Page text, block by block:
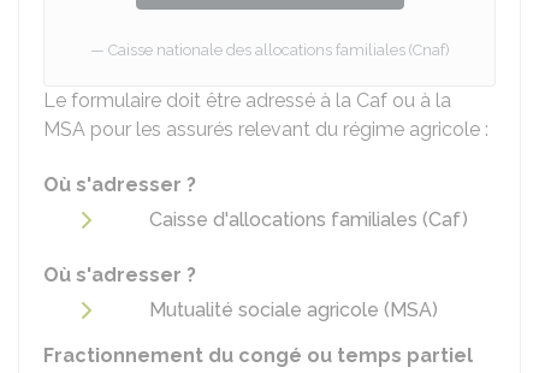
Caisse nationale des allocations familiales (Cnaf)
Le formulaire doit être adressé à la Caf ou à la
MSA pour les assurés relevant du régime agricole :
Où s'adresser ?
Caisse d'allocations familiales (Caf)
Où s'adresser ?
Mutualité sociale agricole (MSA)
Fractionnement du congé ou temps partiel